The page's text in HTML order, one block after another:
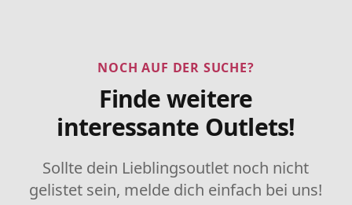
NOCH AUF DER SUCHE?
Finde weitere
interessante Outlets!
Sollte dein Lieblingsoutlet noch nicht
gelistet sein, melde dich einfach bei uns!